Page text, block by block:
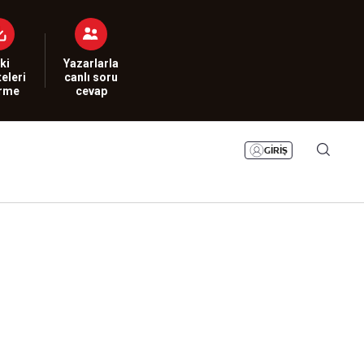
Yazarlarla
canlı soru
cevap
GİRİŞ
Namaz Vakitleri
Sesli Yayınlar